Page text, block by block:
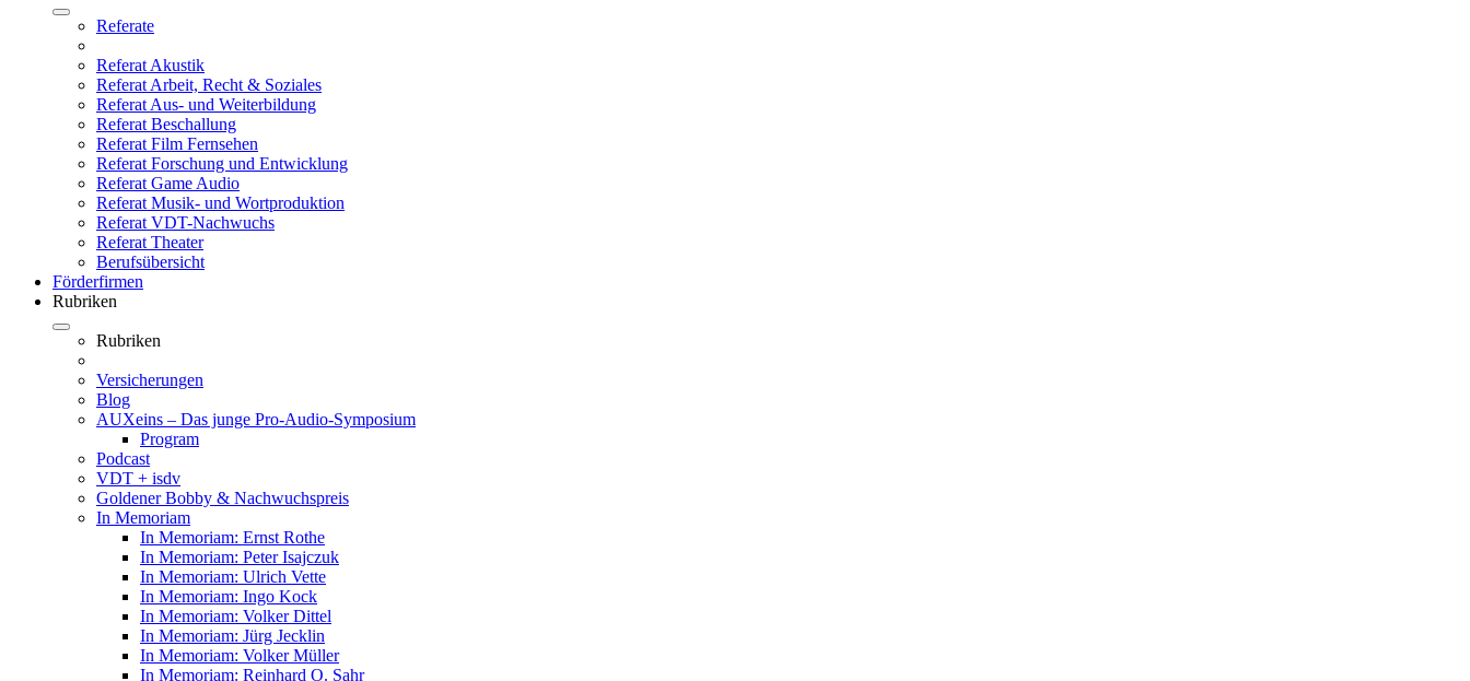
Referate
Referat Akustik
Referat Arbeit, Recht & Soziales
Referat Aus- und Weiterbildung
Referat Beschallung
Referat Film Fernsehen
Referat Forschung und Entwicklung
Referat Game Audio
Referat Musik- und Wortproduktion
Referat VDT-Nachwuchs
Referat Theater
Berufsübersicht
Förderfirmen
Rubriken
Rubriken
Versicherungen
Blog
AUXeins – Das junge Pro-Audio-Symposium
Program
Podcast
VDT + isdv
Goldener Bobby & Nachwuchspreis
In Memoriam
In Memoriam: Ernst Rothe
In Memoriam: Peter Isajczuk
In Memoriam: Ulrich Vette
In Memoriam: Ingo Kock
In Memoriam: Volker Dittel
In Memoriam: Jürg Jecklin
In Memoriam: Volker Müller
In Memoriam: Reinhard O. Sahr